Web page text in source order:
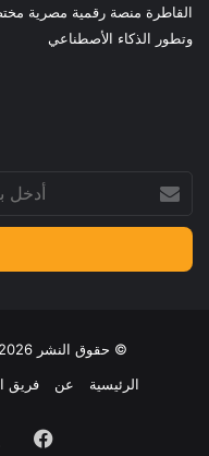
القاطرة منصة رقمية مصرية
وتطور الذكاء الأصطناعي
بريدك
الإلكتروني
© حقوق النشر 2026، جميع الحقوق محفوظة |
الرئيسية
عن فريق